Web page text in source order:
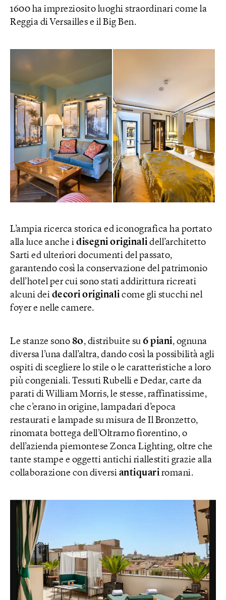
1600 ha impreziosito luoghi straordinari come la
Reggia di Versailles e il Big Ben.
L’ampia ricerca storica ed iconografica ha portato
alla luce anche i disegni originalidell’architetto
Sarti ed ulteriori documenti del passato,
garantendo così la conservazione del patrimonio
dell’hotel per cui sono stati addirittura ricreati
alcuni dei decori originalicome gli stucchi nel
foyer e nelle camere.
Le stanze sono 80, distribuite su 6 piani, ognuna
diversa l’una dall’altra, dando così la possibilità agli
ospiti di scegliere lo stile o le caratteristiche a loro
più congeniali. Tessuti Rubelli e Dedar, carte da
parati di William Morris, le stesse, raffinatissime,
che c’erano in origine, lampadari d’epoca
restaurati e lampade su misura de Il Bronzetto,
rinomata bottega dell’Oltrarno fiorentino, o
dell’azienda piemontese Zonca Lighting, oltre che
tante stampe e oggetti antichi riallestiti grazie alla
collaborazione con diversi antiquariromani.